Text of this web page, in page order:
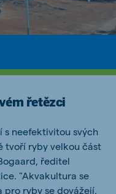
řetězci
s neefektivitou svých
tvoří ryby velkou část
ředitel
"Akvakultura se
pro ryby se dovážejí,